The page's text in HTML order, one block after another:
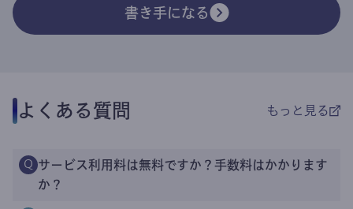
書き手になる
よくある質問 もっと見る
Q サービス利用料は無料ですか？手数料はかかります
か？